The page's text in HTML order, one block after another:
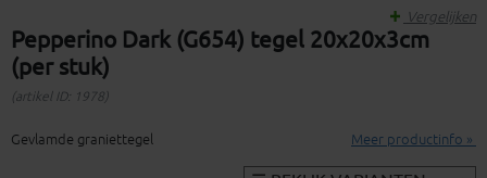
Pepperino Dark (G654) tegel 20x20x3cm
(per stuk)
(artikel ID: 1978)
Vergelijken
Gevlamde graniettegel Meer productinfo »